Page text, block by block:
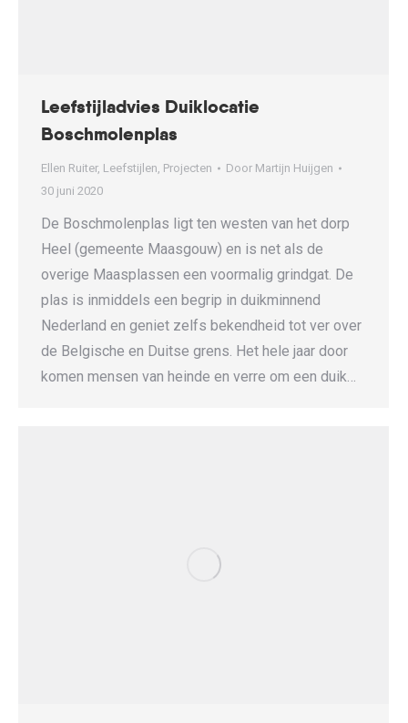
Leefstijladvies Duiklocatie
Boschmolenplas
Ellen Ruiter, Leefstijlen, Projecten Door Martijn Huijgen
30 juni 2020
De Boschmolenplas ligt ten westen van het dorp
Heel (gemeente Maasgouw) en is net als de
overige Maasplassen een voormalig grindgat. De
plas is inmiddels een begrip in duikminnend
Nederland en geniet zelfs bekendheid tot ver over
de Belgische en Duitse grens. Het hele jaar door
komen mensen van heinde en verre om een duik…